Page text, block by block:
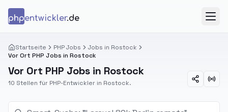
phpentwickler.de
Startseite PHP Jobs
Jobs in Rostock
Vor Ort PHP Jobs in Rostock
Vor Ort PHP Jobs in Rostock
10 Stellen für PHP-Entwickler in Rostock.